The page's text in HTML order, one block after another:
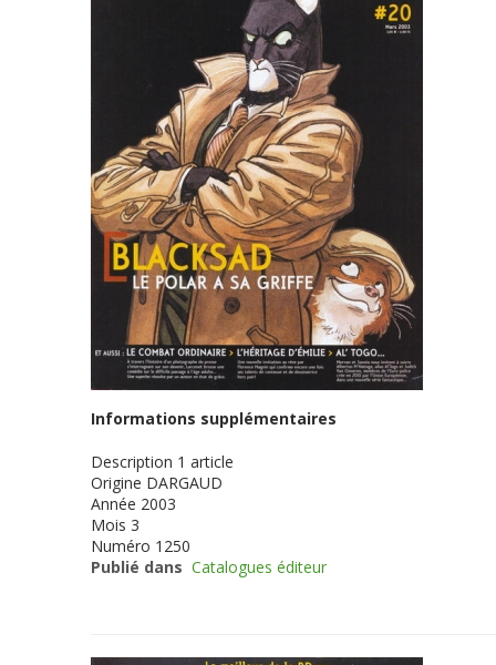
Informations supplémentaires
Description 1 article
Origine DARGAUD
Année 2003
Mois 3
Numéro 1250
Publié dans Catalogues éditeur